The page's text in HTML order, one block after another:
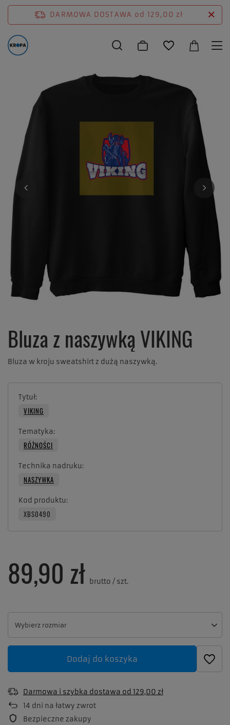
DARMOWA DOSTAWA od 129,00 zł
Bluza z naszywką VIKING
Bluza w kroju sweatshirt z dużą naszywką.
Tytuł
VIKING
Tematyka
RÓŻNOŚCI
Technika nadruku
NASZYWKA
Kod produktu
XBS0490
Wybierz rozmiar
Wybierz rozmiar
89,90 zł brutto / szt.
Dodaj do koszyka
Darmowa i szybka dostawa od 129,00 zł
14 dni na łatwy zwrot
Bezpieczne zakupy